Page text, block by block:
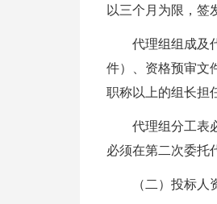
以三个月为限，签
代理组组成及
件）、资格预审文
职称以上的组长担
代理组分工表
必须在第二次委托
（二）投标人